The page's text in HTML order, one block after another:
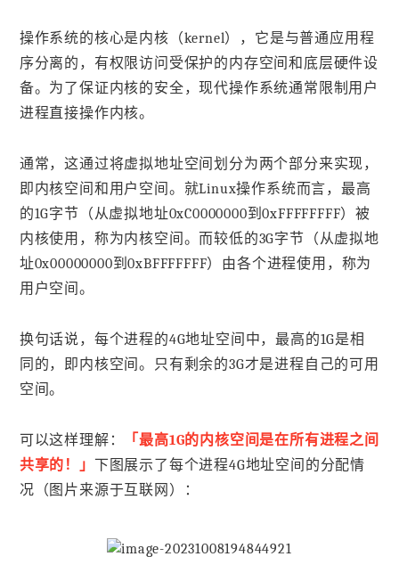
操作系统的核心是内核（kernel），它是与普通应用程
序分离的，有权限访问受保护的内存空间和底层硬件设
备。为了保证内核的安全，现代操作系统通常限制用户
进程直接操作内核。
通常，这通过将虚拟地址空间划分为两个部分来实现，
即内核空间和用户空间。就Linux操作系统而言，最高
的1G字节（从虚拟地址0xC0000000到0xFFFFFFFF）被
内核使用，称为内核空间。而较低的3G字节（从虚拟地
址0x00000000到0xBFFFFFFF）由各个进程使用，称为
用户空间。
换句话说，每个进程的4G地址空间中，最高的1G是相
同的，即内核空间。只有剩余的3G才是进程自己的可用
空间。
可以这样理解：
「最高1G的内核空间是在所有进程之间
共享的！」 下图展示了每个进程4G地址空间的分配情
况（图片来源于互联网）：